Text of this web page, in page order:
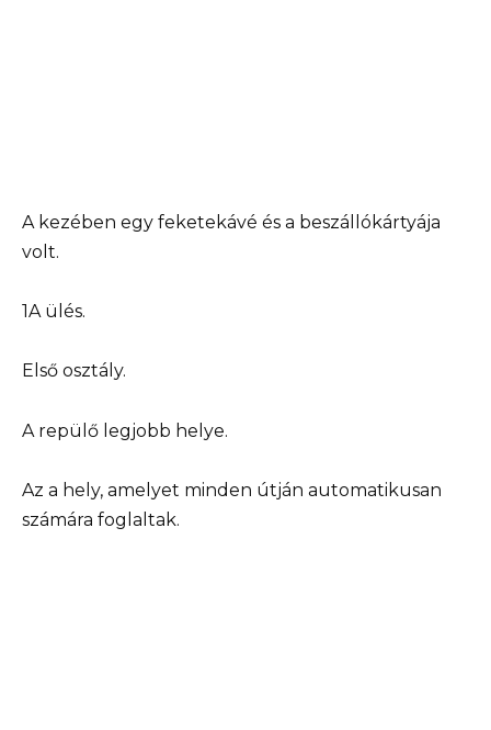
A kezében egy feketekávé és a beszállókártyája
volt.
1A ülés.
Első osztály.
A repülő legjobb helye.
Az a hely, amelyet minden útján automatikusan
számára foglaltak.